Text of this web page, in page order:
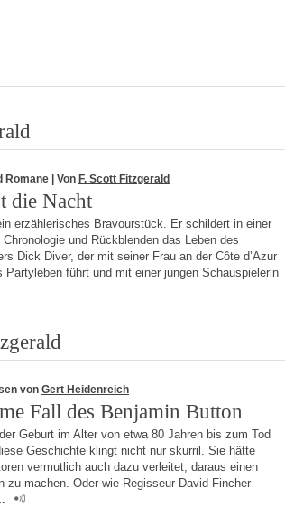
Romane | Von F. Scott Fitzgerald
die Nacht
erzählerisches Bravourstück. Er schildert in einer
und Rückblenden das Leben des
Dick Diver, der mit seiner Frau an der Côte d’Azur
Partyleben führt und mit einer jungen Schauspielerin
von Gert Heidenreich
Fall des Benjamin Button
Geburt im Alter von etwa 80 Jahren bis zum Tod
Geschichte klingt nicht nur skurril. Sie hätte
vermutlich auch dazu verleitet, daraus einen
zu machen. Oder wie Regisseur David Fincher